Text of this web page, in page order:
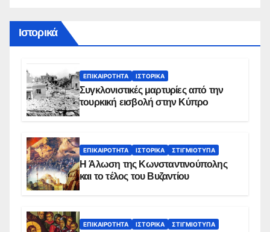
Ιστορικά
ΕΠΙΚΑΙΡΌΤΗΤΑ ΙΣΤΟΡΙΚΆ
Συγκλονιστικές μαρτυρίες από την
τουρκική εισβολή στην Κύπρο
ΕΠΙΚΑΙΡΌΤΗΤΑ ΙΣΤΟΡΙΚΆ ΣΤΙΓΜΙΌΤΥΠΑ
Η Άλωση της Κωνσταντινούπολης
και το τέλος του Βυζαντίου
ΕΠΙΚΑΙΡΌΤΗΤΑ ΙΣΤΟΡΙΚΆ ΣΤΙΓΜΙΌΤΥΠΑ